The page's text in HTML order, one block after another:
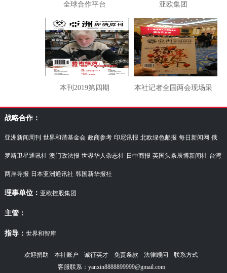
全球合作平台 亚欧集团
本刊2019第四期 本社记者全国两会现场采
访湖南代表团
战略合作：
亚洲新闻周刊 世界和谐基金会 政商参考 印尼讯报 北欧绿色邮报 每日新闻网 俄
罗斯卫星通讯社 澳门政法报 世界华人杂志社 日中商报 英国头条辰博新闻社 台湾
两岸导报 日本亚洲通讯社 韩国新华报社
理事单位： 亚欧控股集团
主管：
指导： 世界和智库
欢迎捐助 本社账户 诚征英才 免责条款 法律顾问
联系方式
客服联系：yanxin8888899999@gmail.com